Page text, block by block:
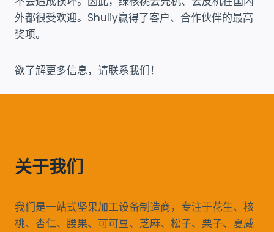
外都很受欢迎。Shuliy赢得了客户、合作伙伴的最高
奖项。
欲了解更多信息，请联系我们！
关于我们
我们是一站式坚果加工设备制造商，专注于花生、核
桃、杏仁、腰果、可可豆、芝麻、松子、栗子、夏威